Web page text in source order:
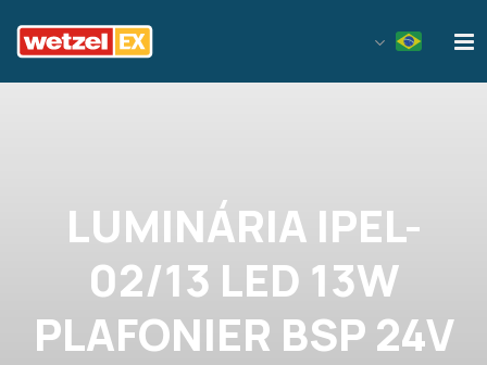
LUMINÁRIA IPEL-
02/13 LED 13W
PLAFONIER BSP 24V